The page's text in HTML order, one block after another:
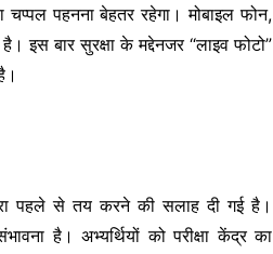
पहनना बेहतर रहेगा। मोबाइल फोन,
इस बार सुरक्षा के मद्देनजर “लाइव फोटो”
पहले से तय करने की सलाह दी गई है।
है। अभ्यर्थियों को परीक्षा केंद्र का